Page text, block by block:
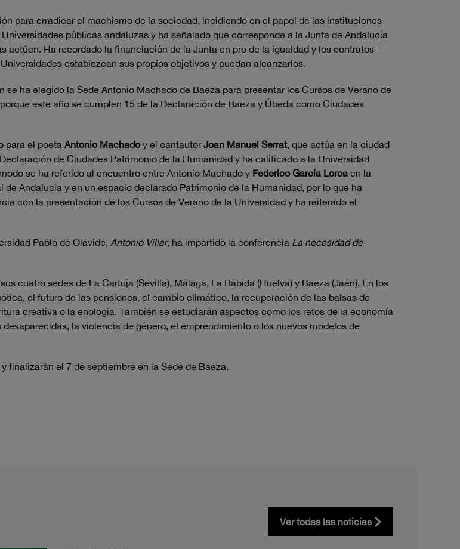
para erradicar el machismo de la sociedad, incidiendo en el papel de las instituciones
públicas andaluzas y ha señalado que corresponde a la Junta de Andalucía
actúen. Ha recordado la financiación de la Junta en pro de la igualdad y los contratos-
establezcan sus propios objetivos y puedan alcanzarlos.
ha elegido la Sede Antonio Machado de Baeza para presentar los Cursos de Verano de
este año se cumplen 15 de la Declaración de Baeza y Úbeda como Ciudades
para el poeta Antonio Machadoy el cantautorJoan Manuel Serrat, que actúa en la ciudad
de Ciudades Patrimonio de la Humanidad y ha calificado a la Universidad
se ha referido al encuentro entre Antonio Machado y Federico García Lorca en la
Andalucía y en un espacio declarado Patrimonio de la Humanidad, por lo que ha
con la presentación de los Cursos de Verano de la Universidad y ha reiterado el
Pablo de Olavide, Antonio Villar, ha impartido la conferencia La necesidad de
cuatro sedes de La Cartuja (Sevilla), Málaga, La Rábida (Huelva) y Baeza (Jaén). En los
el futuro de las pensiones, el cambio climático, la recuperación de las balsas de
creativa o la enología. También se estudiarán aspectos como los retos de la economía
la violencia de género, el emprendimiento o los nuevos modelos de
finalizarán el 7 de septiembre en la Sede de Baeza.
Ver todas las noticias